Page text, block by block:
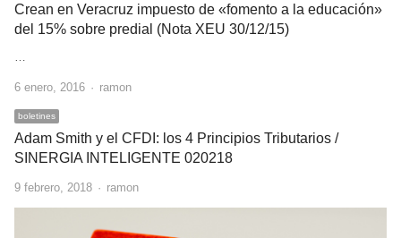
Crean en Veracruz impuesto de «fomento a la educación»
del 15% sobre predial (Nota XEU 30/12/15)
6 enero, 2016 Author
ramon
boletines
Adam Smith y el CFDI: los 4 Principios Tributarios /
SINERGIA INTELIGENTE 020218
9 febrero, 2018 Author
ramon